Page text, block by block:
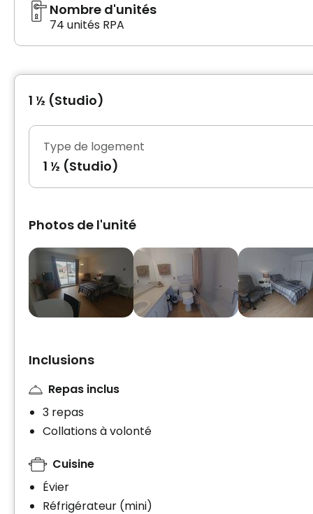
Nombre d'unités
74 unités RPA
1 ½ (Studio)
Type de logement
1 ½ (Studio)
Photos de l'unité
Inclusions
Repas inclus
3 repas
Collations à volonté
Cuisine
Évier
Réfrigérateur (mini)